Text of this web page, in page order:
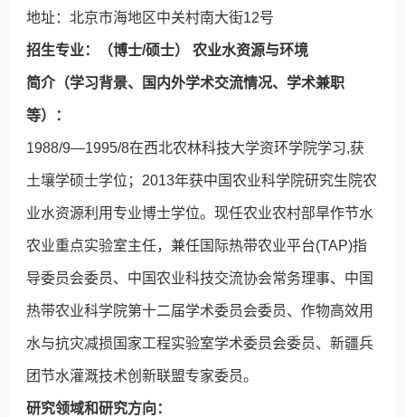
地址：北京市海地区中关村南大街12号
招生专业：（博士/硕士） 农业水资源与环境
简介（学习背景、国内外学术交流情况、学术兼职
等）：
1988/9—1995/8在西北农林科技大学资环学院学习,获
土壤学硕士学位；2013年获中国农业科学院研究生院农
业水资源利用专业博士学位。现任农业农村部旱作节水
农业重点实验室主任，兼任国际热带农业平台(TAP)指
导委员会委员、中国农业科技交流协会常务理事、中国
热带农业科学院第十二届学术委员会委员、作物高效用
水与抗灾减损国家工程实验室学术委员会委员、新疆兵
团节水灌溉技术创新联盟专家委员。
研究领域和研究方向：